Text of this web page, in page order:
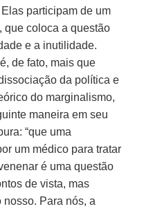
participam de um
que coloca a questão
e a inutilidade.
de fato, mais que
da política e
do marginalismo,
maneira em seu
“que uma
um médico para tratar
é uma questão
de vista, mas
Para nós, a